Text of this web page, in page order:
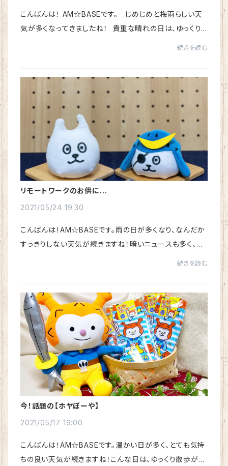
こんばんは！ AM☆BASEです。 じめじめと梅雨らしい天
気が多くなってきましたね！ 貴重な晴れの日は、ゆっくり
続きを読む
リモートワークのお供に…
2021/05/24 19:30
こんばんは！AM☆BASEです。雨の日が多くなり、なんだか
すっきりしない天気が続きますね！暗いニュースも多く、外
続きを読む
今！話題の【ホヤぼーや】
2021/05/17 19:00
こんばんは！AM☆BASEです。温かい日が多く、とても気持
ちの良い天気が続きますね！こんな日は、ゆっくり散歩がし